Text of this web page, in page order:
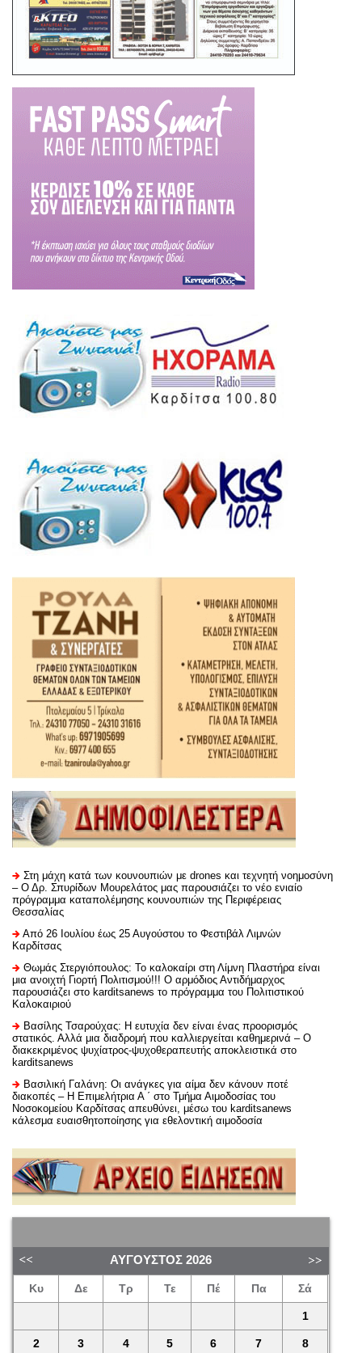
Στη μάχη κατά των κουνουπιών με drones και τεχνητή νοημοσύνη
– Ο Δρ. Σπυρίδων Μουρελάτος μας παρουσιάζει το νέο ενιαίο
πρόγραμμα καταπολέμησης κουνουπιών της Περιφέρειας
Θεσσαλίας
Από 26 Ιουλίου έως 25 Αυγούστου το Φεστιβάλ Λιμνών
Καρδίτσας
Θωμάς Στεργιόπουλος: Το καλοκαίρι στη Λίμνη Πλαστήρα είναι
μια ανοιχτή Γιορτή Πολιτισμού!!! Ο αρμόδιος Αντιδήμαρχος
παρουσιάζει στο karditsanews το πρόγραμμα του Πολιτιστικού
Καλοκαιριού
Βασίλης Τσαρούχας: Η ευτυχία δεν είναι ένας προορισμός
στατικός. Αλλά μια διαδρομή που καλλιεργείται καθημερινά – Ο
διακεκριμένος ψυχίατρος-ψυχοθεραπευτής αποκλειστικά στο
karditsanews
Βασιλική Γαλάνη: Οι ανάγκες για αίμα δεν κάνουν ποτέ
διακοπές – Η Επιμελήτρια Α ΄ στο Τμήμα Αιμοδοσίας του
Νοσοκομείου Καρδίτσας απευθύνει, μέσω του karditsanews
κάλεσμα ευαισθητοποίησης για εθελοντική αιμοδοσία
ΑΎΓΟΥΣΤΟΣ 2026
Κυ Δε Τρ Τε Πέ Πα Σά
1
2 3 4 5 6 7 8